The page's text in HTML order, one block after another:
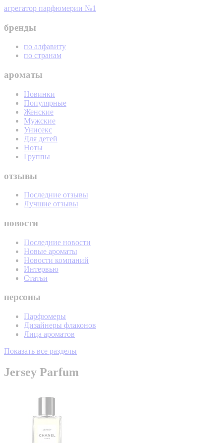
агрегатор парфюмерии №1
бренды
по алфавиту
по странам
ароматы
Новинки
Популярные
Женские
Мужские
Унисекс
Для детей
Ноты
Группы
отзывы
Последние отзывы
Лучшие отзывы
новости
Последние новости
Новые ароматы
Новости компаний
Интервью
Статьи
персоны
Парфюмеры
Дизайнеры флаконов
Лица ароматов
Показать все разделы
Jersey Parfum